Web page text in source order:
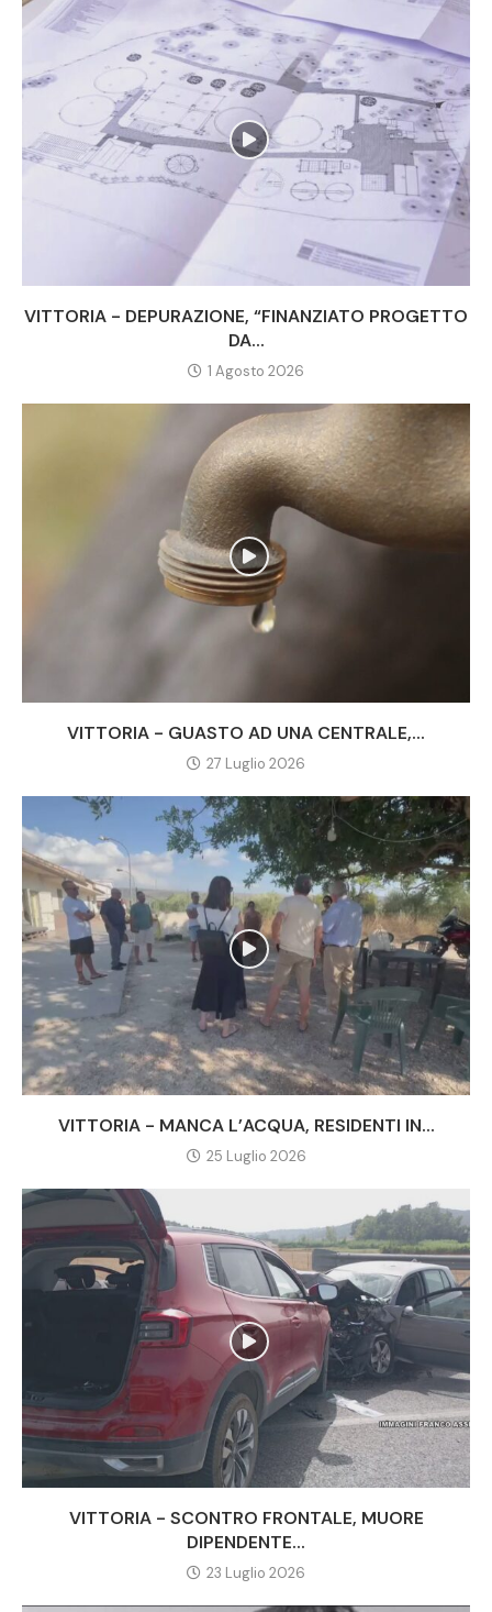
VITTORIA - DEPURAZIONE, “FINANZIATO PROGETTO
DA...
1 Agosto 2026
VITTORIA - GUASTO AD UNA CENTRALE,...
27 Luglio 2026
VITTORIA - MANCA L’ACQUA, RESIDENTI IN...
25 Luglio 2026
VITTORIA - SCONTRO FRONTALE, MUORE
DIPENDENTE...
23 Luglio 2026